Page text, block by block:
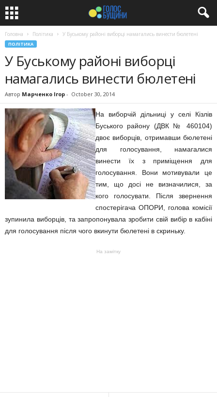
Головна Політика У Буському районі виборці намагались винести бюлетені
ПОЛІТИКА
У Буському районі виборці
намагались винести бюлетені
Автор Марченко Ігор - October 30, 2014
На виборчій дільниці у селі Кізлів
Буського району (ДВК № 460104)
двоє виборців, отримавши бюлетені
для голосування, намагалися
винести їх з приміщення для
голосування. Вони мотивували це
тим, що досі не визначилися, за
кого голосувати. Після звернення
спостерігача ОПОРИ, голова комісії
зупинила виборців, та запропонувала зробити свій вибір в кабіні
для голосування після чого вкинути бюлетені в скриньку.
На замітку